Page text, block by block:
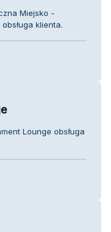
Miejsko -
klienta.
Lounge obsługa